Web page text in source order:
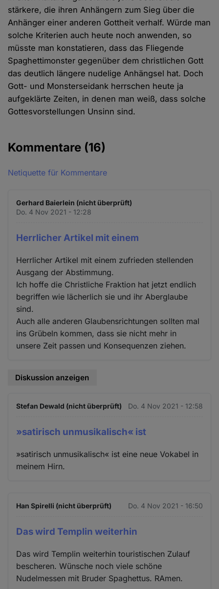
stärkere, die ihren Anhängern zum Sieg über die
Anhänger einer anderen Gottheit verhalf. Würde man
solche Kriterien auch heute noch anwenden, so
müsste man konstatieren, dass das Fliegende
Spaghettimonster gegenüber dem christlichen Gott
das deutlich längere nudelige Anhängsel hat. Doch
Gott- und Monsterseidank herrschen heute ja
aufgeklärte Zeiten, in denen man weiß, dass solche
Gottesvorstellungen Unsinn sind.
Kommentare (16)
Netiquette für Kommentare
Gerhard Baierlein (nicht überprüft)
Do. 4 Nov 2021 - 12:28
Herrlicher Artikel mit einem
Herrlicher Artikel mit einem zufrieden stellenden
Ausgang der Abstimmung.
Ich hoffe die Christliche Fraktion hat jetzt endlich
begriffen wie lächerlich sie und ihr Aberglaube
sind.
Auch alle anderen Glaubensrichtungen sollten mal
ins Grübeln kommen, dass sie nicht mehr in
unsere Zeit passen und Konsequenzen ziehen.
Diskussion anzeigen
Stefan Dewald (nicht überprüft) Do. 4 Nov 2021 - 12:58
»satirisch unmusikalisch« ist
»satirisch unmusikalisch« ist eine neue Vokabel in
meinem Hirn.
Han Spirelli (nicht überprüft) Do. 4 Nov 2021 - 16:50
Das wird Templin weiterhin
Das wird Templin weiterhin touristischen Zulauf
bescheren. Wünsche noch viele schöne
Nudelmessen mit Bruder Spaghettus. RAmen.